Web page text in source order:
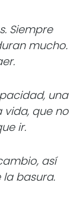
Siempre
mucho.
una
vida, que no
ir.
así
la basura.